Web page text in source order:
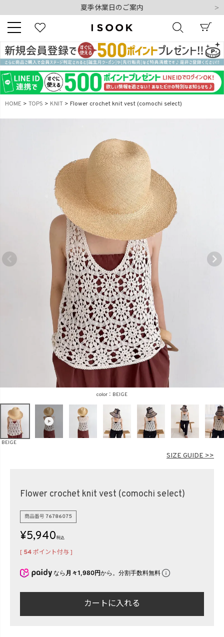
夏季休業日のご案内
10,000円以上ご購入で送料無料
新規会員登録でもれなく500ポイントプレゼント
夏季休業日のご案内
令和8年熊本地震の影響によるお荷物のお届けについて
キーワード
商品番号
再入荷 SALE
ORIGINAL HIT ITEM
〜
HOME TOPS KNIT Flower crochet knit vest (comochi select)
BEIGE
BEIGE
SIZE GUIDE >>
Flower crochet knit vest (comochi select)
商品番号 76786075
¥5,940 税込
[ 54ポイント付与 ]
なら 月々1,980円から。分割手数料無料
カートに入れる